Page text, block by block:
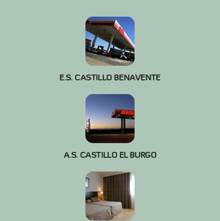
E.S. CASTILLO BENAVENTE
A.S. CASTILLO EL BURGO